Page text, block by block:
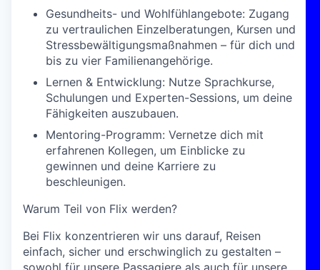
Gesundheits- und Wohlfühlangebote: Zugang
zu vertraulichen Einzelberatungen, Kursen und
Stressbewältigungsmaßnahmen – für dich und
bis zu vier Familienangehörige.
Lernen & Entwicklung: Nutze Sprachkurse,
Schulungen und Experten-Sessions, um deine
Fähigkeiten auszubauen.
Mentoring-Programm: Vernetze dich mit
erfahrenen Kollegen, um Einblicke zu
gewinnen und deine Karriere zu
beschleunigen.
Warum Teil von Flix werden?
Bei Flix konzentrieren wir uns darauf, Reisen
einfach, sicher und erschwinglich zu gestalten –
sowohl für unsere Passagiere als auch für unsere